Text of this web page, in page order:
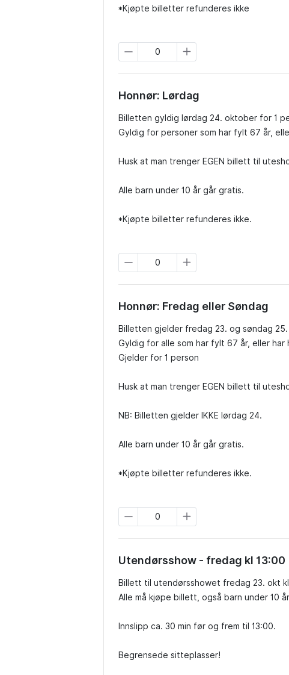
*Kjøpte billetter refunderes ikke
Honnør: Lørdag
Billetten gyldig lørdag 24. oktober for 1
Gyldig for personer som har fylt 67 år,
Husk at man trenger EGEN billett til
Alle barn under 10 år går gratis.
*Kjøpte billetter refunderes ikke.
Honnør: Fredag eller Søndag
Billetten gjelder fredag 23. og søndag
Gyldig for alle som har fylt 67 år, eller har
Gjelder for 1 person
Husk at man trenger EGEN billett til
NB: Billetten gjelder IKKE lørdag 24.
Alle barn under 10 år går gratis.
*Kjøpte billetter refunderes ikke.
Utendørsshow - fredag kl 13:00
Billett til utendørsshowet fredag 23. okt
Alle må kjøpe billett, også barn under 10
Innslipp ca. 30 min før og frem til 13:00.
Begrensede sitteplasser!